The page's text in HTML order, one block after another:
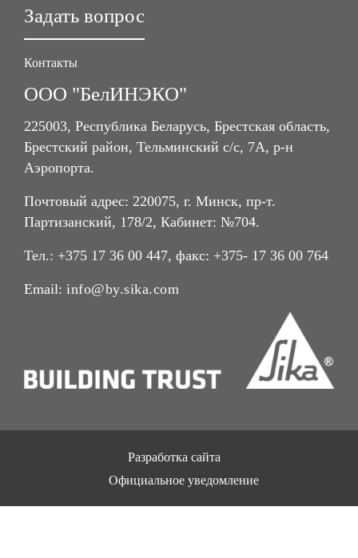
Задать вопрос
Контакты
ООО "БелИНЭКО"
225003, Республика Беларусь, Брестская область,
Брестский район, Тельминский с/с, 7А, р-н
Аэропорта.
Почтовый адрес: 220075, г. Минск, пр-т.
Партизанский, 178/2, Кабинет: №704.
Тел.: +375 17 36 00 447, факс: +375- 17 36 00 764
Email: info@by.sika.com
Разработка сайта
Официальное уведомление